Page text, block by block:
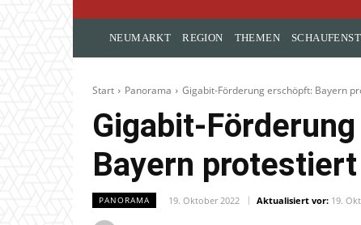
NEUMARKT REGION THEMEN
Start Panorama Gigabit-Förderung erschöpft: Bayern
Gigabit-
Bayern protestiert
PANORAMA 19. Oktober 2022 Aktualisiert vor: 19.